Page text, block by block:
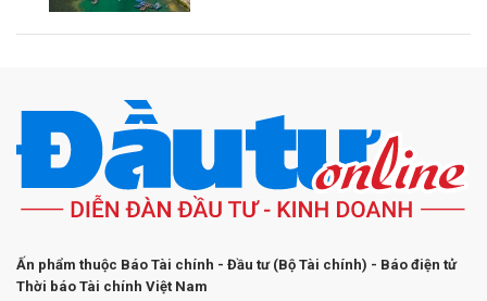
Ấn phẩm thuộc Báo Tài chính - Đầu tư (Bộ Tài chính) - Báo điện tử
Thời báo Tài chính Việt Nam